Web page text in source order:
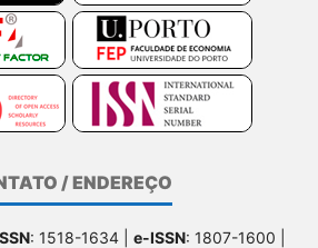
/ ENDEREÇO
: 1518-1634 | e-ISSN: 1807-1600 |